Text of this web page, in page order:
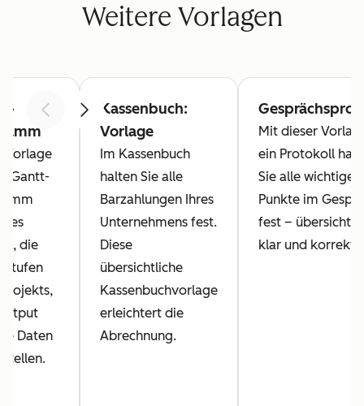
Weitere Vorlagen
ZurückWeiter
Vorlage
Gantt-
es
die
Daten
Kassenbuch:
Vorlage
Im Kassenbuch
halten Sie alle
Barzahlungen Ihres
Unternehmens fest.
Diese
übersichtliche
Kassenbuchvorlage
erleichtert die
Abrechnung.
Mit dieser
ein Protokoll
Sie alle wichtigen
Punkte im
fest –
klar und korrekt.